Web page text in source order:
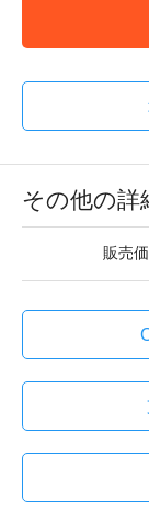
その他の詳
販売